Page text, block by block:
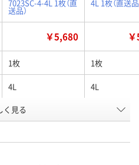
7023SC-4-4L 1枚（直
送品）
4L 1枚（直送品
￥5,680
1枚 1枚
4L 4L
エムグリーン×ダー
クネイビー
サックス×
イビー
く見る